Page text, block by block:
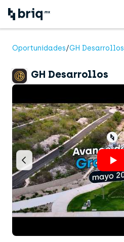
presenta
Oportunidades/GH Desarrollos
GH Desarrollos